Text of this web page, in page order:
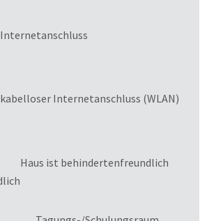
Internetanschluss
kabelloser Internetanschluss (WLAN)
Haus ist behindertenfreundlich